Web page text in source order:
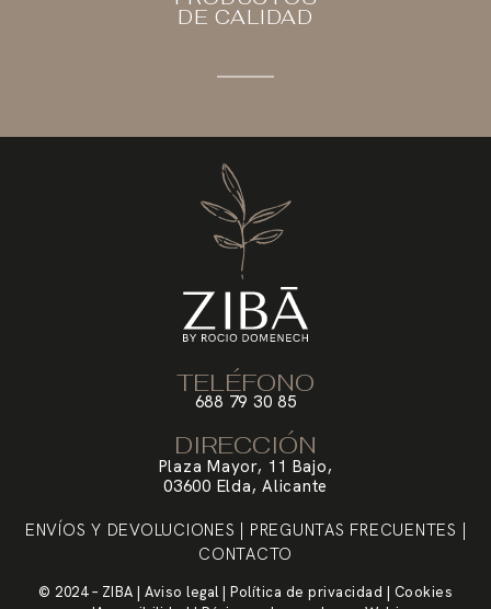
DE CALIDAD
TELÉFONO
688 79 30 85
DIRECCIÓN
Plaza Mayor, 11 Bajo,
03600 Elda, Alicante
ENVÍOS Y DEVOLUCIONES | PREGUNTAS FRECUENTES |
CONTACTO
© 2024 – ZIBA | Aviso legal | Política de privacidad | Cookies